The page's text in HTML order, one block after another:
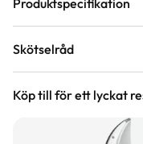
Produktspecifikation
Krukstorlek
100 -
Skötselråd
Läge Sol till halvskugga
Vad
Köp till för ett lyckat